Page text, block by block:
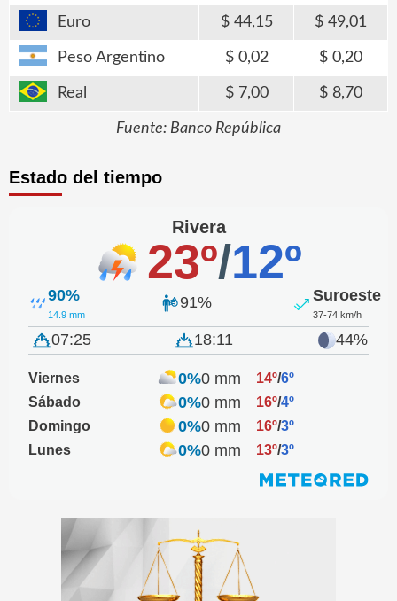
Euro 44,15 49,01
Peso Argentino 0,02 0,20
Real 7,00 8,70
Fuente: Banco República
Estado del tiempo
Rivera
23º/12º
90%
14.9 mm
91% Suroeste
37-74 km/h
07:25 18:11 44%
Viernes 0%0 mm 14º/6º
Sábado
0%0 mm 16º/4º
Domingo
0%0 mm 16º/3º
Lunes
0%0 mm 13º/3º